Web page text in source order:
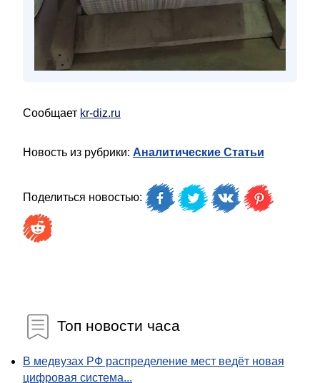
Сообщает kr-diz.ru
Новость из рубрики: Аналитические Статьи
Поделиться новостью:
Топ новости часа
В медвузах РФ распределение мест ведёт новая
цифровая система...